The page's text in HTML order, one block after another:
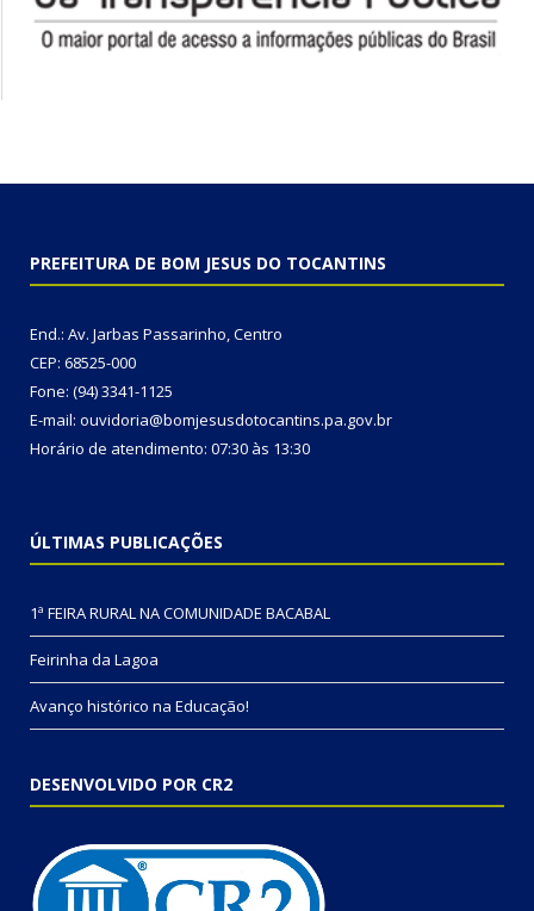
PREFEITURA DE BOM JESUS DO TOCANTINS
End.: Av. Jarbas Passarinho, Centro
CEP: 68525-000
Fone: (94) 3341-1125
E-mail: ouvidoria@bomjesusdotocantins.pa.gov.br
Horário de atendimento: 07:30 às 13:30
ÚLTIMAS PUBLICAÇÕES
1ª FEIRA RURAL NA COMUNIDADE BACABAL
Feirinha da Lagoa
Avanço histórico na Educação!
DESENVOLVIDO POR CR2